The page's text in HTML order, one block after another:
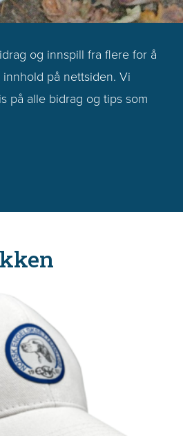
og innspill fra flere for å
på nettsiden. Vi
på alle bidrag og tips som